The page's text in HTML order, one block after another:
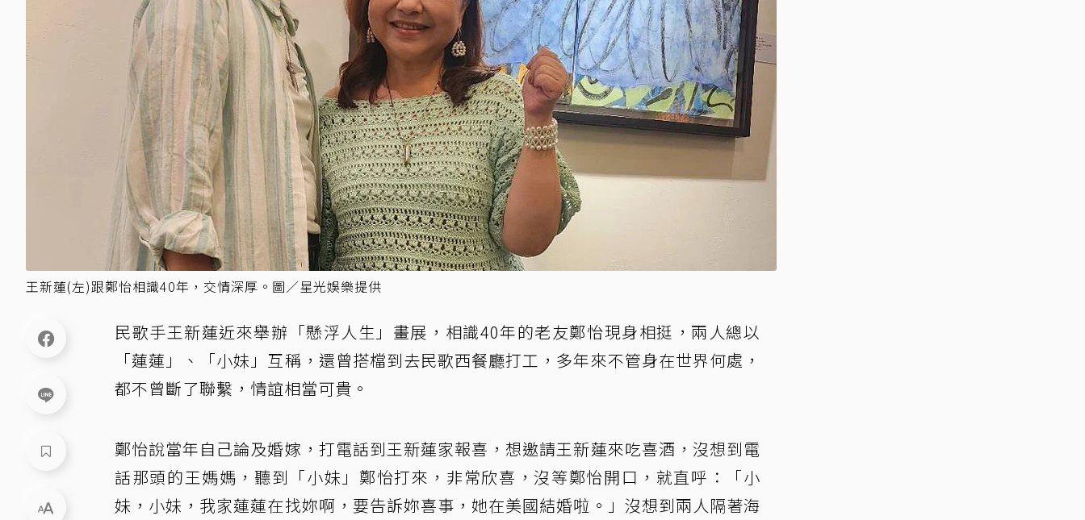
王新蓮(左)跟鄭怡相識40年，交情深厚。圖／星光娛樂提供
民歌手王新蓮近來舉辦「懸浮人生」畫展，相識40年的老友鄭怡現身相挺，兩人總以
「蓮蓮」、「小妹」互稱，還曾搭檔到去民歌西餐廳打工，多年來不管身在世界何處，
都不曾斷了聯繫，情誼相當可貴。
鄭怡說當年自己論及婚嫁，打電話到王新蓮家報喜，想邀請王新蓮來吃喜酒，沒想到電
話那頭的王媽媽，聽到「小妹」鄭怡打來，非常欣喜，沒等鄭怡開口，就直呼：「小
妹，小妹，我家蓮蓮在找妳啊，要告訴妳喜事，她在美國結婚啦。」沒想到兩人隔著海